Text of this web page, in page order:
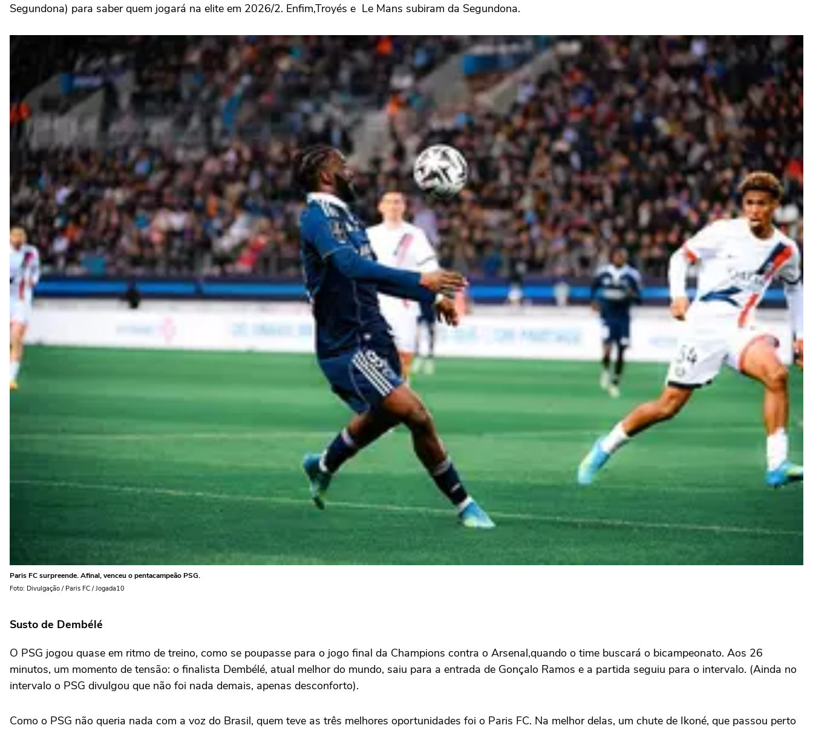
Segundona) para saber quem jogará na elite em 2026/2. Enfim,Troyés e Le Mans subiram da Segundona.
Paris FC surpreende. Afinal, venceu o pentacampeão PSG.
Foto: Divulgação / Paris FC / Jogada10
Susto de Dembélé
O PSG jogou quase em ritmo de treino, como se poupasse para o jogo final da Champions contra o Arsenal,quando o time buscará o bicampeonato. Aos 26
minutos, um momento de tensão: o finalista Dembélé, atual melhor do mundo, saiu para a entrada de Gonçalo Ramos e a partida seguiu para o intervalo. (Ainda no
intervalo o PSG divulgou que não foi nada demais, apenas desconforto).
Como o PSG não queria nada com a voz do Brasil, quem teve as três melhores oportunidades foi o Paris FC. Na melhor delas, um chute de Ikoné, que passou perto